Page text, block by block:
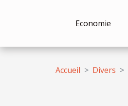
Economie
Accueil Divers